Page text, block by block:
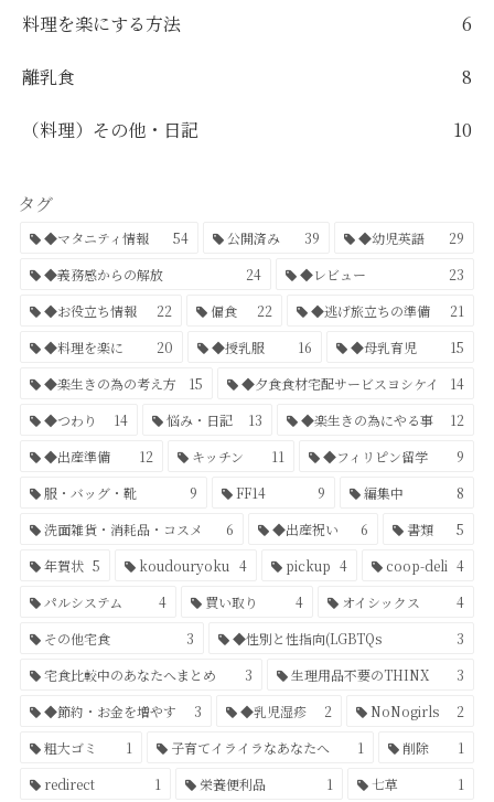
料理を楽にする方法 6
離乳食 8
（料理）その他・日記 10
タグ
◆マタニティ情報 54 公開済み 39 ◆幼児英語
29
◆義務感からの解放
24 ◆レビュー
23
◆お役立ち情報
22 偏食 22 ◆逃げ旅立ちの準備
21
◆料理を楽に
20 ◆授乳服 16 ◆母乳育児
15
◆楽生きの為の考え方
15 ◆夕食食材宅配サービスヨシケイ
14
◆つわり
14 悩み・日記 13 ◆楽生きの為にやる事
12
◆出産準備
12 キッチン 11 ◆フィリピン留学
9
服・バッグ・靴
9 FF14 9 編集中
8
洗面雑貨・消耗品・コスメ
6 ◆出産祝い 6 書類
5
年賀状 5 koudouryoku 4 pickup 4 coop-deli 4
パルシステム
4 買い取り 4 オイシックス
4
その他宅食
3 ◆性別と性指向(LGBTQs
3
宅食比較中のあなたへまとめ
3 生理用品不要のTHINX
3
◆節約・お金を増やす
3 ◆乳児湿疹 2 NoNogirls
2
粗大ゴミ
1 子育てイライラなあなたへ 1 削除
1
redirect
1 栄養便利品 1 七草 1